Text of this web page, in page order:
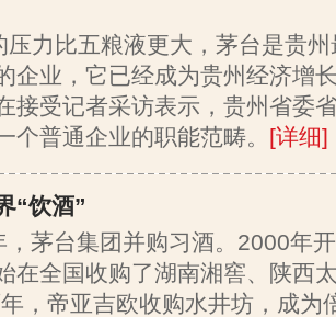
压力比五粮液更大，茅台是贵
企业，它已经成为贵州经济增
接受记者采访表示，贵州省委
个普通企业的职能范畴。 [详细]
“饮酒”
，茅台集团并购习酒。2000年
在全国收购了湖南湘窖、陕西
，帝亚吉欧收购水井坊，成为